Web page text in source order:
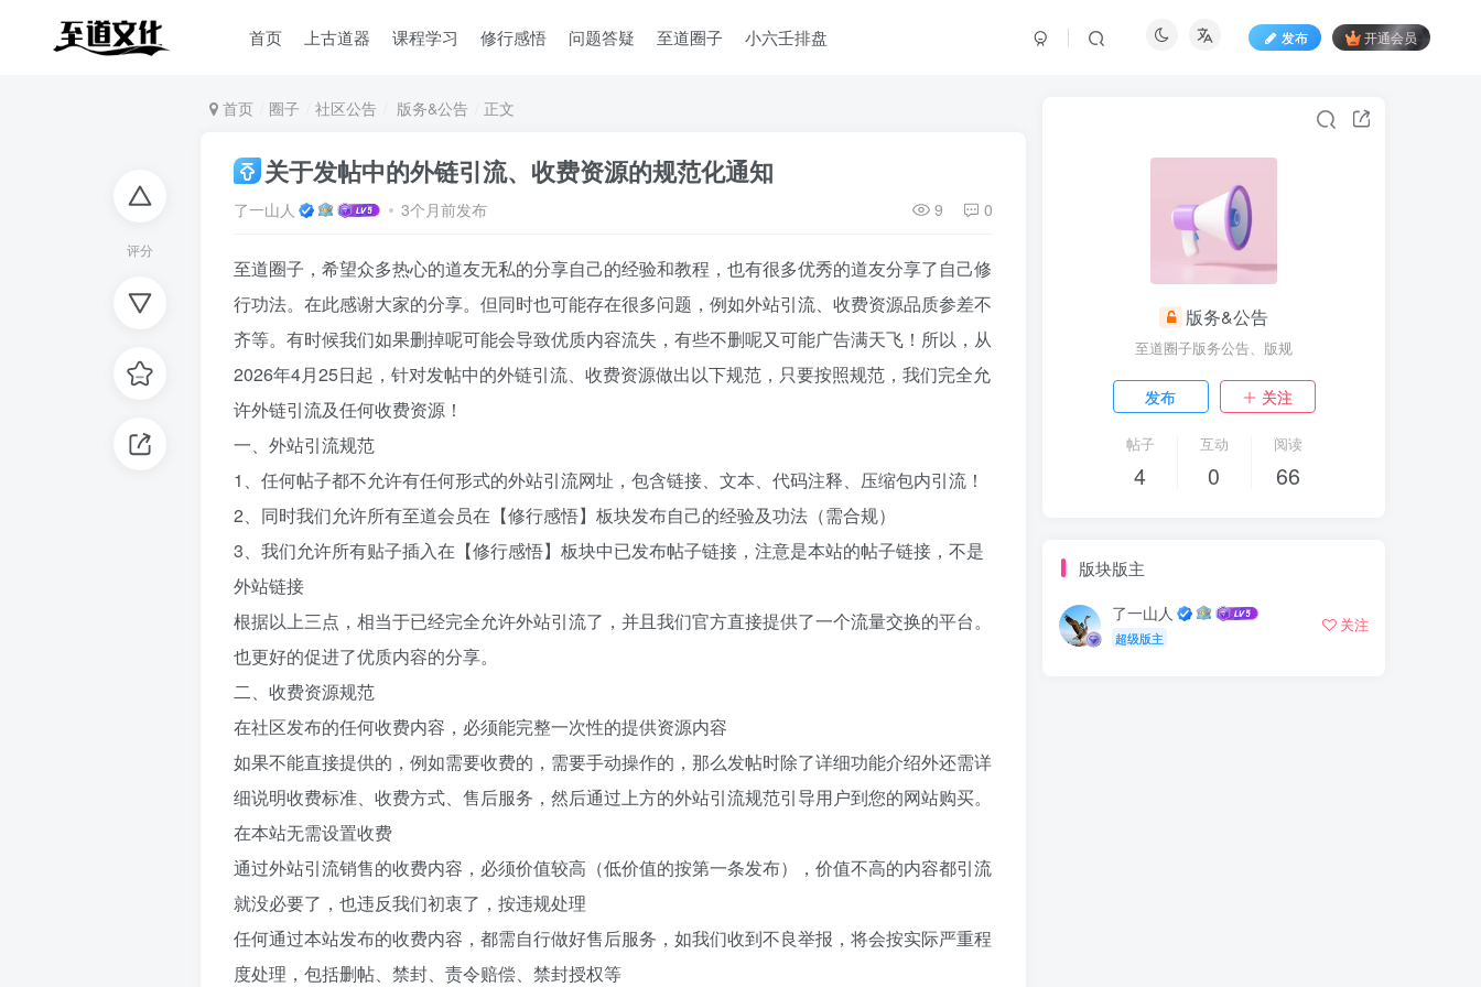
首页 上古道器 课程学习 修行感悟 问题答疑 至道圈子 小六壬排盘 发布 开通会员
评分
首页 圈子 社区公告 版务&公告 正文
关于发帖中的外链引流、收费资源的规范化通知
了一山人 3个月前发布 9 0
至道圈子，希望众多热心的道友无私的分享自己的经验和教程，也有很多优秀的道友分享了自己修
行功法。在此感谢大家的分享。但同时也可能存在很多问题，例如外站引流、收费资源品质参差不
齐等。有时候我们如果删掉呢可能会导致优质内容流失，有些不删呢又可能广告满天飞！所以，从
2026年4月25日起，针对发帖中的外链引流、收费资源做出以下规范，只要按照规范，我们完全允
许外链引流及任何收费资源！
一、外站引流规范
1、任何帖子都不允许有任何形式的外站引流网址，包含链接、文本、代码注释、压缩包内引流！
2、同时我们允许所有至道会员在【修行感悟】板块发布自己的经验及功法（需合规）
3、我们允许所有贴子插入在【修行感悟】板块中已发布帖子链接，注意是本站的帖子链接，不是
外站链接
根据以上三点，相当于已经完全允许外站引流了，并且我们官方直接提供了一个流量交换的平台。
也更好的促进了优质内容的分享。
二、收费资源规范
在社区发布的任何收费内容，必须能完整一次性的提供资源内容
如果不能直接提供的，例如需要收费的，需要手动操作的，那么发帖时除了详细功能介绍外还需详
细说明收费标准、收费方式、售后服务，然后通过上方的外站引流规范引导用户到您的网站购买。
在本站无需设置收费
通过外站引流销售的收费内容，必须价值较高（低价值的按第一条发布），价值不高的内容都引流
就没必要了，也违反我们初衷了，按违规处理
任何通过本站发布的收费内容，都需自行做好售后服务，如我们收到不良举报，将会按实际严重程
度处理，包括删帖、禁封、责令赔偿、禁封授权等
版务&公告
至道圈子版务公告、版规
发布 关注
帖子
4
互动
0
阅读
66
版块版主
了一山人
超级版主
关注